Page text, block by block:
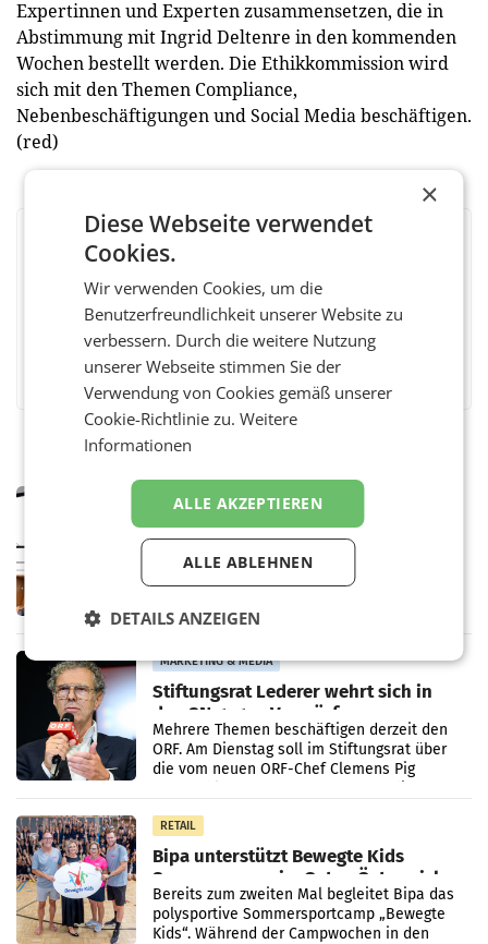
Expertinnen und Experten zusammensetzen, die in
Abstimmung mit Ingrid Deltenre in den kommenden
Wochen bestellt werden. Die Ethikkommission wird
sich mit den Themen Compliance,
Nebenbeschäftigungen und Social Media beschäftigen.
(red)
BEWERTEN SIE DIESEN ARTIKEL
MARKETING & MEDIA
Pilnacek-U-Ausschuss - Presserat
fordert sensible Berichterstattung
WIEN Der Presserat fordert Medienvertreter
dazu auf, im U-Ausschuss zu den
Sektionschefs im Justizministerium, Christian
MARKETING & MEDIA
Stiftungsrat Lederer wehrt sich in
den SN gegen Vorwürfe
Mehrere Themen beschäftigen derzeit den
ORF. Am Dienstag soll im Stiftungsrat über
die vom neuen ORF-Chef Clemens Pig
RETAIL
Bipa unterstützt Bewegte Kids
Sommercamps im Osten Österreichs
Bereits zum zweiten Mal begleitet Bipa das
polysportive Sommersportcamp „Bewegte
Kids“. Während der Campwochen in den
×
Diese Webseite verwendet
Cookies.
Wir verwenden Cookies, um die
Benutzerfreundlichkeit unserer Website zu
verbessern. Durch die weitere Nutzung
unserer Webseite stimmen Sie der
Verwendung von Cookies gemäß unserer
Cookie-Richtlinie zu.Weitere
Informationen
ALLE AKZEPTIEREN
ALLE ABLEHNEN
DETAILS ANZEIGEN